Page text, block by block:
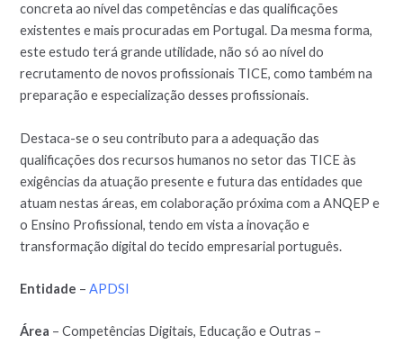
concreta ao nível das competências e das qualificações
existentes e mais procuradas em Portugal. Da mesma forma,
este estudo terá grande utilidade, não só ao nível do
recrutamento de novos profissionais TICE, como também na
preparação e especialização desses profissionais.
Destaca-se o seu contributo para a adequação das
qualificações dos recursos humanos no setor das TICE às
exigências da atuação presente e futura das entidades que
atuam nestas áreas, em colaboração próxima com a ANQEP e
o Ensino Profissional, tendo em vista a inovação e
transformação digital do tecido empresarial português.
Entidade –APDSI
Área – Competências Digitais, Educação e Outras –